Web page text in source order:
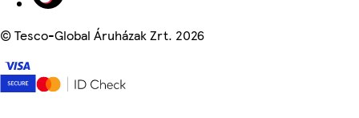
©Tesco-Global Áruházak Zrt. 2026